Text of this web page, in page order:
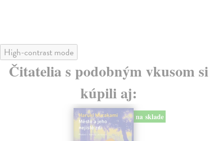
High-contrast mode
Čitatelia s podobným vkusom si
kúpili aj:
na sklade